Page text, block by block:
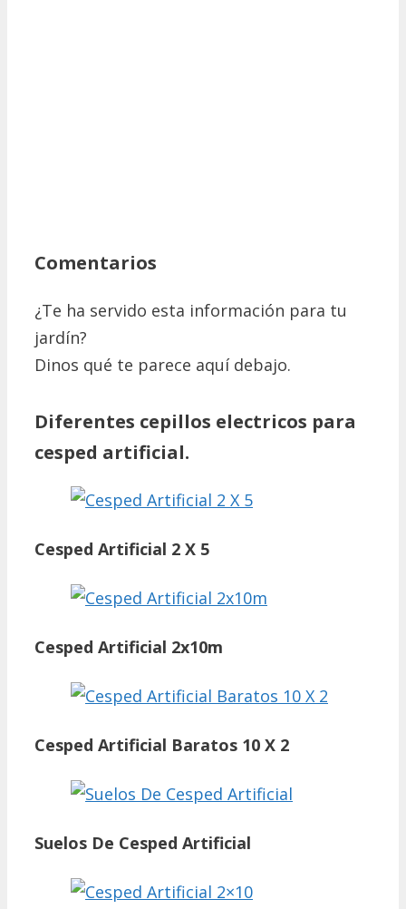
Comentarios
¿Te ha servido esta información para tu
jardín?
Dinos qué te parece aquí debajo.
Diferentes cepillos electricos para
cesped artificial.
Cesped Artificial 2 X 5
Cesped Artificial 2x10m
Cesped Artificial Baratos 10 X 2
Suelos De Cesped Artificial